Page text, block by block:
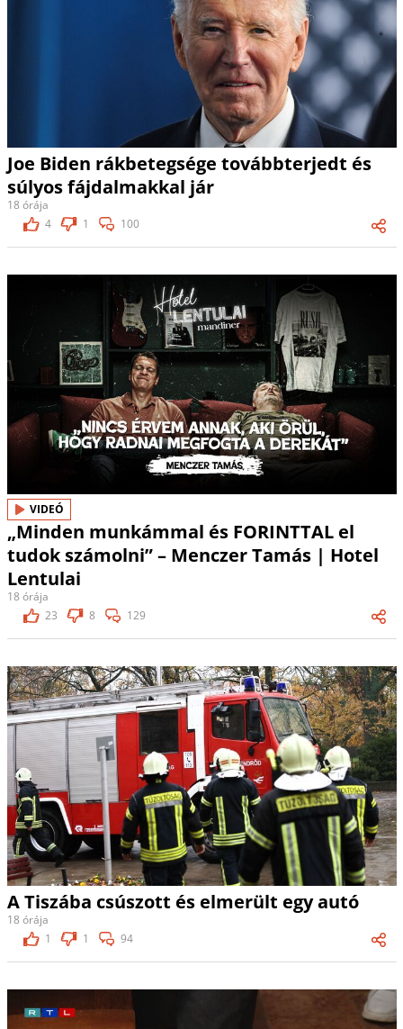
Joe Biden rákbetegsége továbbterjedt és
súlyos fájdalmakkal jár
18 órája
4
1 100
VIDEÓ
„Minden munkámmal és FORINTTAL el
tudok számolni” – Menczer Tamás | Hotel
Lentulai
18 órája
23
8 129
A Tiszába csúszott és elmerült egy autó
18 órája
1
1 94